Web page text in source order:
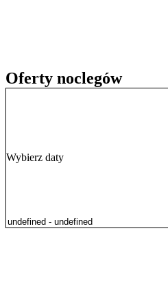
Oferty noclegów
Wybierz daty